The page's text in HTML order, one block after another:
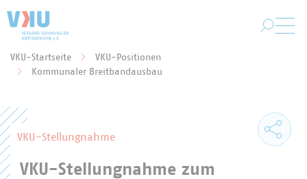
Sie befinden sich hier:
VKU-Startseite
VKU-Positionen
Kommunaler Breitbandausbau
VKU-Stellungnahme
VKU-Stellungnahme zum